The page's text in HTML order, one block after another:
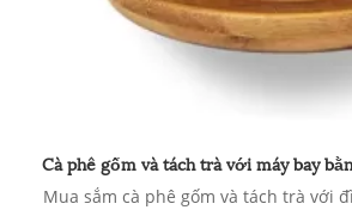
Cà phê gốm và tách trà với máy bay
Mua sắm cà phê gốm và tách trà với